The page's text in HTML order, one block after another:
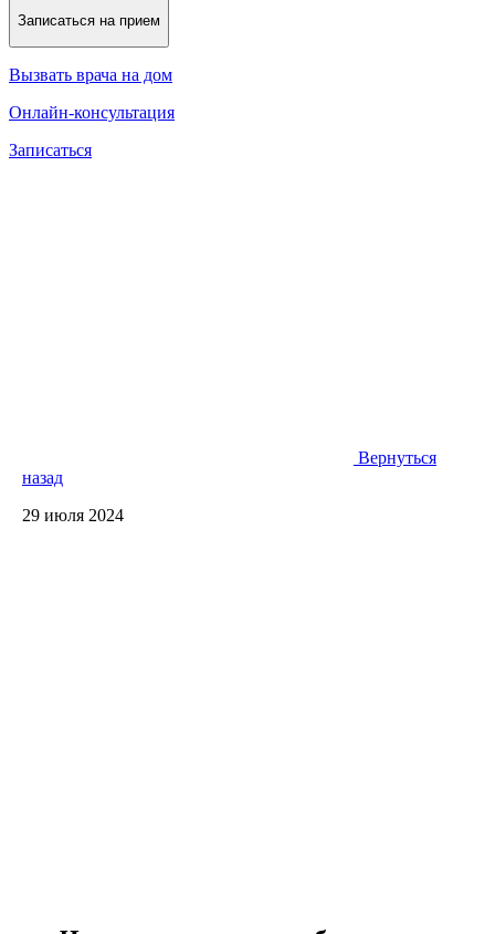
Записаться на прием
Вызвать врача на дом
Онлайн-консультация
Записаться
Вернуться
назад
29 июля 2024